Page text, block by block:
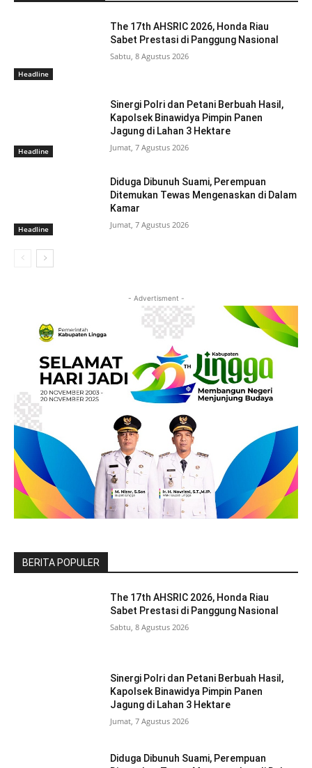
Headline
The 17th AHSRIC 2026, Honda Riau
Sabet Prestasi di Panggung Nasional
Sabtu, 8 Agustus 2026
Headline
Sinergi Polri dan Petani Berbuah Hasil,
Kapolsek Binawidya Pimpin Panen
Jagung di Lahan 3 Hektare
Jumat, 7 Agustus 2026
Headline
Diduga Dibunuh Suami, Perempuan
Ditemukan Tewas Mengenaskan di Dalam
Kamar
Jumat, 7 Agustus 2026
- Advertisment -
BERITA POPULER
The 17th AHSRIC 2026, Honda Riau
Sabet Prestasi di Panggung Nasional
Sabtu, 8 Agustus 2026
Sinergi Polri dan Petani Berbuah Hasil,
Kapolsek Binawidya Pimpin Panen
Jagung di Lahan 3 Hektare
Jumat, 7 Agustus 2026
Diduga Dibunuh Suami, Perempuan